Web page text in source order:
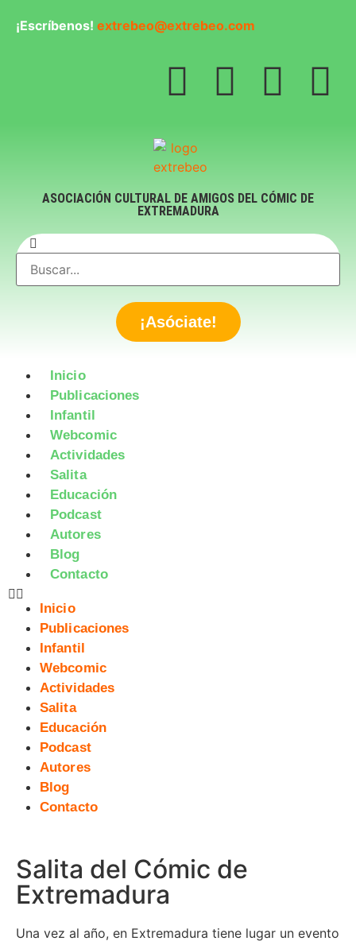
¡Escríbenos! extrebeo@extrebeo.com
ASOCIACIÓN CULTURAL DE AMIGOS DEL CÓMIC DE
EXTREMADURA
¡Asóciate!
Inicio
Publicaciones
Infantil
Webcomic
Actividades
Salita
Educación
Podcast
Autores
Blog
Contacto
Inicio
Publicaciones
Infantil
Webcomic
Actividades
Salita
Educación
Podcast
Autores
Blog
Contacto
Salita del Cómic de
Extremadura
Una vez al año, en Extremadura tiene lugar un evento